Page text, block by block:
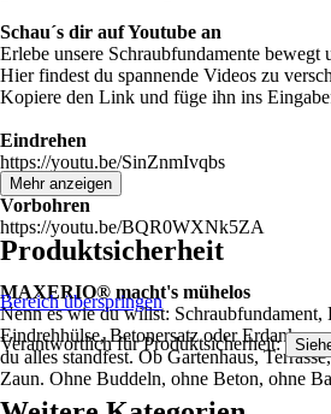
Schau´s dir auf Youtube an
Erlebe unsere Schraubfundamente bewegt
Hier findest du spannende Videos zu
Kopiere den Link und füge ihn ins
Eindrehen
https://youtu.be/SinZnmIvqbs
Vorbohren
https://youtu.be/BQR0WXNk5ZA
MAXERIO® macht's mühelos
Nenn es wie du willst: Schraubfundament,
Eindrehhülse, Betonersatz oder Erdanker
du alles standfest. Ob Gartenhaus,
Zaun. Ohne Buddeln, ohne Beton, ohne
Mehr anzeigen
Produktsicherheit
Bereich überspringen
Verantwortlich für Produktsicherheit: